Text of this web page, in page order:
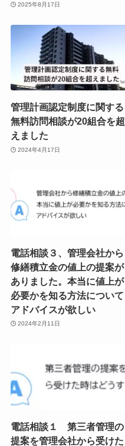
2025年8月17日
管理計画認定制度に関する
無料訪問相談が20組合を超
えました
2024年4月17日
電話相談３、管理会社から
修繕積立金の値上の提案が
ありました。本当に値上が
必要かを知る方法について
アドバイスが欲しい
2024年2月11日
電話相談１ 第三者管理の
提案を管理会社から受けた